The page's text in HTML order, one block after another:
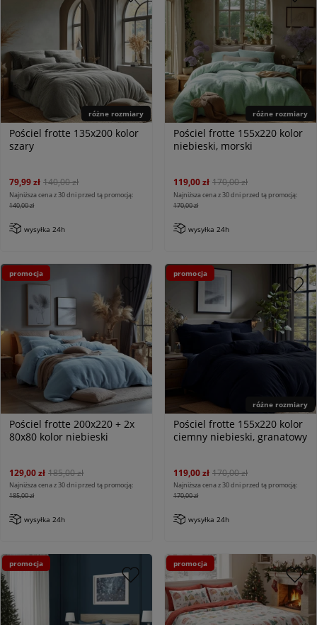
różne rozmiary
Pościel frotte 135x200 kolor
szary
79,99 zł 140,00 zł
Najniższa cena z 30 dni przed tą promocją:
140,00 zł
wysyłka 24h
różne rozmiary
Pościel frotte 155x220 kolor
niebieski, morski
119,00 zł 170,00 zł
Najniższa cena z 30 dni przed tą promocją:
170,00 zł
wysyłka 24h
Pościel frotte 200x220 + 2x
80x80 kolor niebieski
129,00 zł 185,00 zł
Najniższa cena z 30 dni przed tą promocją:
185,00 zł
wysyłka 24h
promocja
różne rozmiary
Pościel frotte 155x220 kolor
ciemny niebieski, granatowy
119,00 zł 170,00 zł
Najniższa cena z 30 dni przed tą promocją:
170,00 zł
wysyłka 24h
promocja
promocja promocja